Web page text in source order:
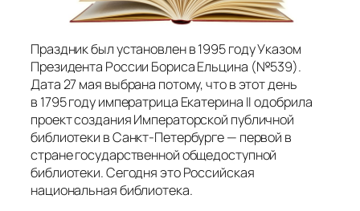
Праздник был установлен в 1995 году Указом
Президента России Бориса Ельцина (№539).
Дата 27 мая выбрана потому, что в этот день
в 1795 году императрица Екатерина II одобрила
проект создания Императорской публичной
библиотеки в Санкт-Петербурге — первой в
стране государственной общедоступной
библиотеки. Сегодня это Российская
национальная библиотека.